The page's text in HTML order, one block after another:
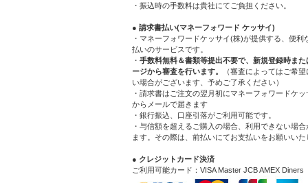
・振込時の手数料は貴社にてご負担ください。
● 請求書払い(マネーフォワード ケッサイ)
・マネーフォワードケッサイ(株)が提供する、便利
払いのサービスです。
・ 手数料無料＆書類等提出不要で、新規登録時また
ージから審査を行います。
（審査によってはご希
い場合がございます、予めご了承ください）
・請求書はご注文の翌月初にマネーフォワードケッ
からメールで届きます
・銀行振込、口座引落がご利用可能です。
・与信額を超えるご購入の場合、利用できない場
ます。その際は、前払いにてお支払いをお願いいた
● クレジットカード決済
ご利用可能カード：VISA Master JCB AMEX Diners